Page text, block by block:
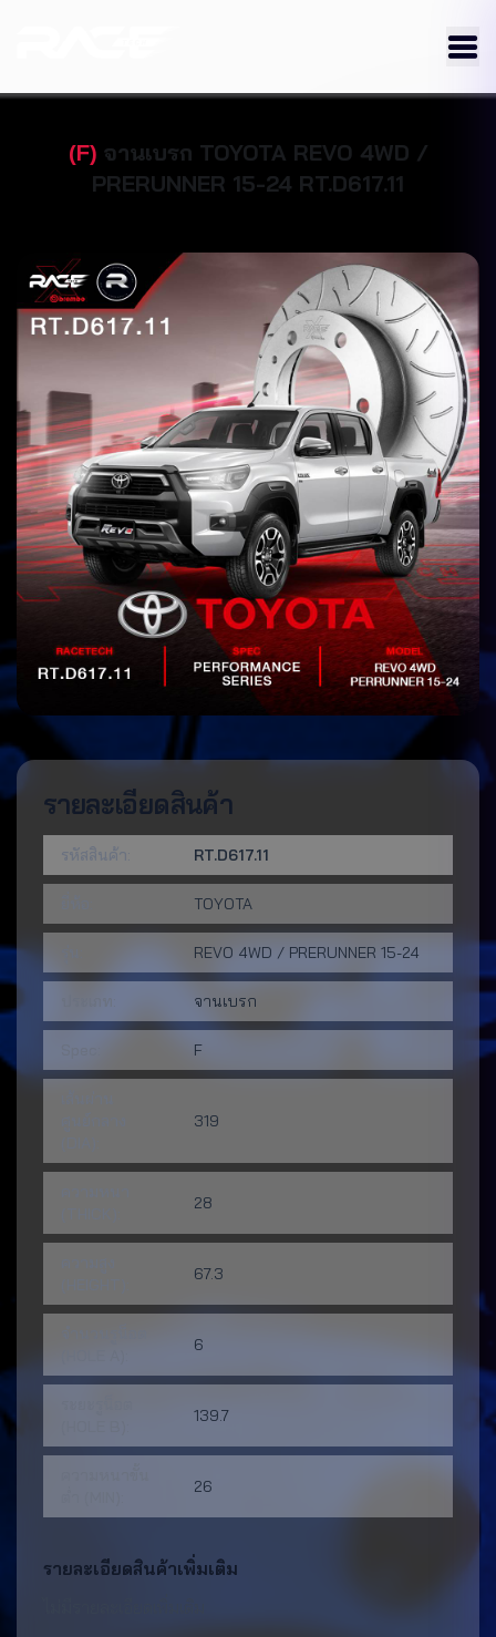
(F) จานเบรก TOYOTA REVO 4WD /
PRERUNNER 15-24 RT.D617.11
รายละเอียดสินค้า
รหัสสินค้า: RT.D617.11
TOYOTA
REVO 4WD / PRERUNNER 15-24
จานเบรก
F
319
28
67.3
6
139.7
26
รายละเอียดสินค้าเพิ่มเติม